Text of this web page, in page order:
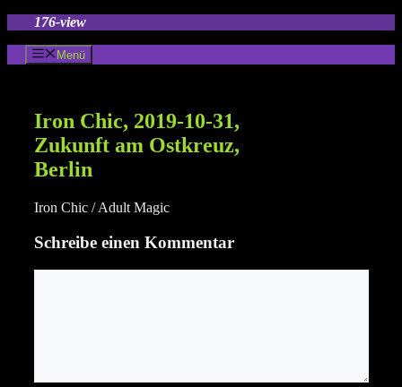
springen
176-view
Menü
Iron Chic, 2019-10-31,
Zukunft am Ostkreuz,
Berlin
Iron Chic / Adult Magic
Schreibe einen Kommentar